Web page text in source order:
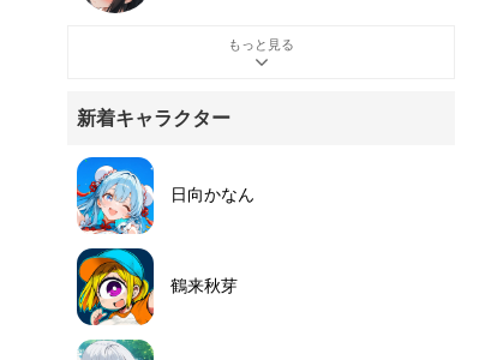
もっと見る
新着キャラクター
日向かなん
鶴来秋芽